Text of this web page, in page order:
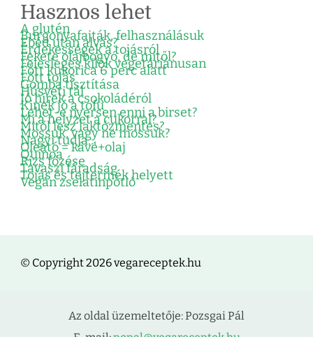
Hasznos lehet
A glutén
Burgonyafajták, felhasználásuk
Ebéd után alvás?
Érdekességek a tojásról
Fekete olajbogyó, de mitől?
Felesleges kilók vegetáriánusan
Főtt kukorica 6 perc alatt
Főtt tojás
Gomba tisztítása
Húsvéti tál
Jó hírek a csokoládéról
Kinek jó a tofu
Lehet-e nyersen enni a birset?
Mi a helyzet a cukorral?
Mitől lesz laktózmentes?
Mossuk, vagy ne mossuk?
Nagyi tudja…
Oleátó = kávé+olaj
Quinoa
Rizs főzése
Tavaszi fáradság
Tojás és tejtermék helyett
Vegán zselatinpótló
© Copyright 2026 vegareceptek.hu
Az oldal üzemeltetője: Pozsgai Pál